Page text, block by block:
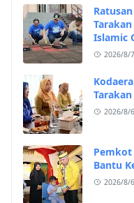
Islamic
2026/8/7
2026/8/6
Pemkot
Bantu
2026/8/6